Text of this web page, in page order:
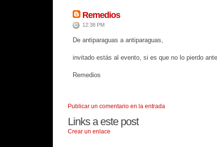
Remedios
12:38 PM
De antiparaguas a antiparaguas,
invitado estás al evento, si es que no lo pierdo
Remedios
Publicar un comentario en la entrada
Links a este post
Crear un enlace